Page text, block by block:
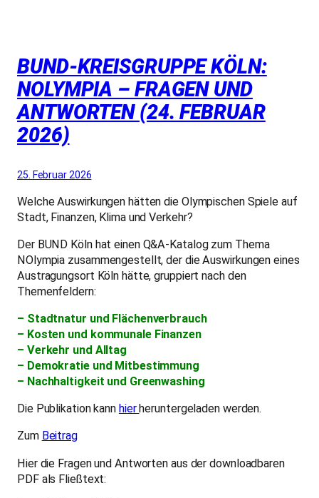
BUND-KREISGRUPPE KÖLN:
NOLYMPIA – FRAGEN UND
ANTWORTEN (24. FEBRUAR
2026)
25. Februar 2026
Welche Auswirkungen hätten die Olympischen Spiele auf
Stadt, Finanzen, Klima und Verkehr?
Der BUND Köln hat einen Q&A-Katalog zum Thema
NOlympia zusammengestellt, der die Auswirkungen eines
Austragungsort Köln hätte, gruppiert nach den
Themenfeldern:
– Stadtnatur und Flächenverbrauch
– Kosten und kommunale Finanzen
– Verkehr und Alltag
– Demokratie und Mitbestimmung
– Nachhaltigkeit und Greenwashing
Die Publikation kann hier heruntergeladen werden.
Zum Beitrag
Hier die Fragen und Antworten aus der downloadbaren
PDF als Fließtext: